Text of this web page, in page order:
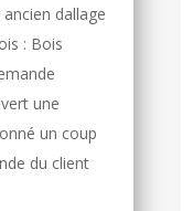
dallage
: Bois
une
un coup
du client